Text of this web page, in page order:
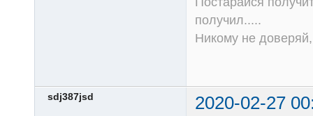
получил.....
Никому не
sdj387jsd
2020-02-27